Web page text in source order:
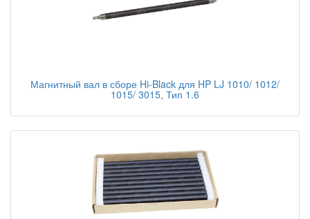
Магнитный вал в сборе Hi-Black для HP LJ 1010/ 1012/
1015/ 3015, Тип 1.6